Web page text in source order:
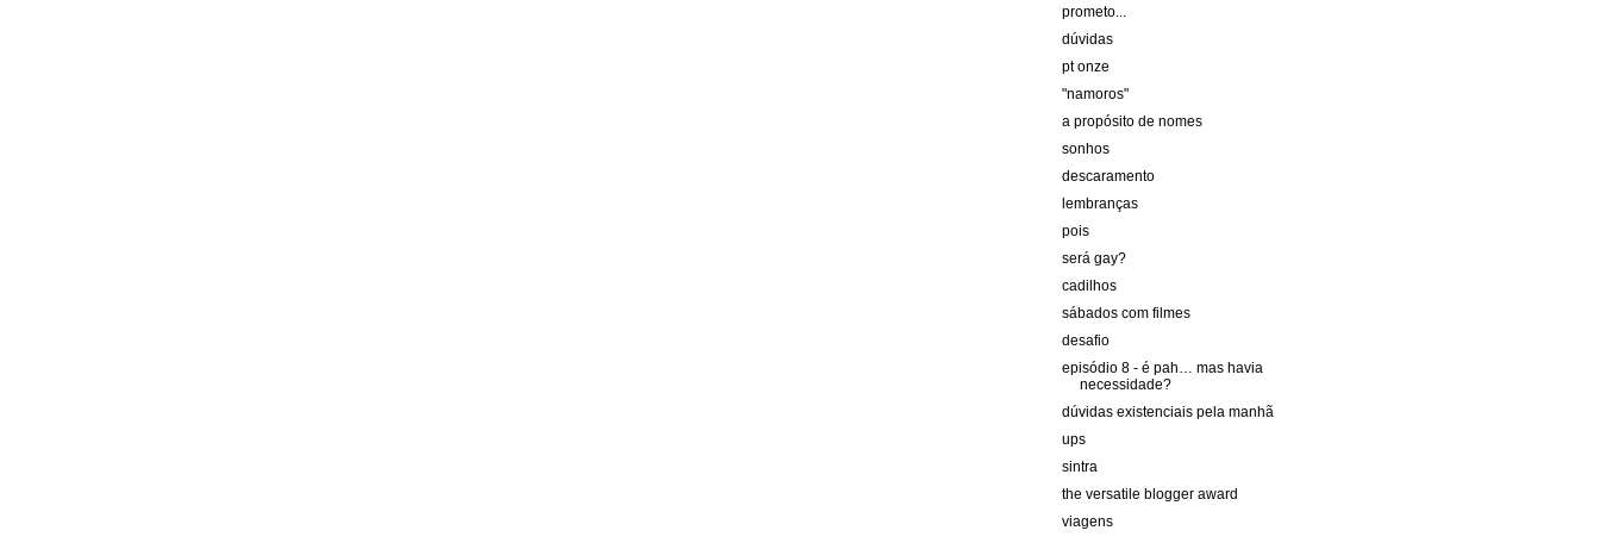
prometo...
dúvidas
pt onze
"namoros"
a propósito de nomes
sonhos
descaramento
lembranças
pois
será gay?
cadilhos
sábados com filmes
desafio
episódio 8 - é pah… mas havia
necessidade?
dúvidas existenciais pela manhã
ups
sintra
the versatile blogger award
viagens